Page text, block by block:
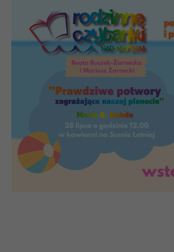
Scena Letnia
Aktualne spektakle
Bilety
Archiwum spektakli
Teatr